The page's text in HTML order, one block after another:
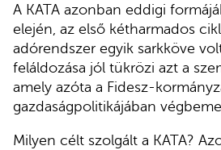
A KATA azonban eddigi
elején, az első kétharmados
adórendszer egyik sarkköve
feláldozása jól tükrözi azt a
amely azóta a Fidesz-
gazdaságpolitikájában
Milyen célt szolgált a KATA?